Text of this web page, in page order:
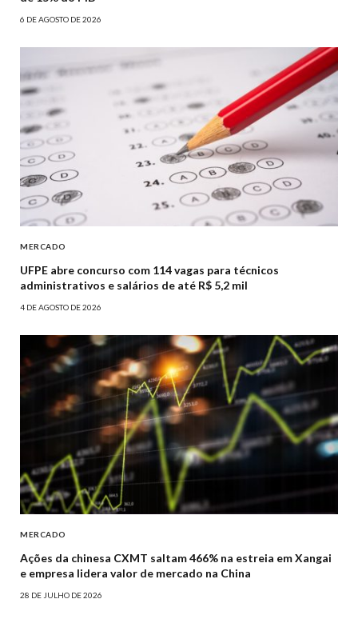
6 DE AGOSTO DE 2026
MERCADO
UFPE abre concurso com 114 vagas para técnicos
administrativos e salários de até R$ 5,2 mil
4 DE AGOSTO DE 2026
MERCADO
Ações da chinesa CXMT saltam 466% na estreia em Xangai
e empresa lidera valor de mercado na China
28 DE JULHO DE 2026